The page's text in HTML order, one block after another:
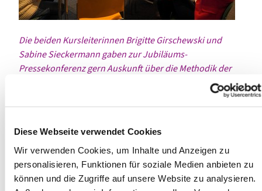
Diese Webseite verwendet Cookies
Wir verwenden Cookies, um Inhalte und Anzeigen zu
personalisieren, Funktionen für soziale Medien anbieten zu
können und die Zugriffe auf unsere Website zu analysieren.
Die beiden KursleiterinnenBrigitte Girschewski und
Sabine Sieckermann gaben zur Jubiläums-
Pressekonferenz gern Auskunft über die Methodik der
Neben Empathie und der Fähigkeit gut zuzuhören, ist es
zu steuern, kritische Punkte gut anzusprechen und einen
guten Abschluss zu finden.
In der medienpädagogischen Fortbildung geht es
einerseits um die Haltung von Fachkräften in der KiTa zu